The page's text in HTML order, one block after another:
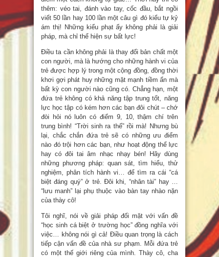
thêm: véo tai, đánh vào tay, cốc đầu, bắt ngồi
viết 50 lần hay 100 lần một câu gì đó kiểu tự kỷ
ám thị! Những kiểu phạt ấy không phải là giải
pháp, mà chỉ thể hiện sự bất lực!
Điều ta cần không phải là thay đổi bản chất một
con người, mà là hướng cho những hành vi của
trẻ được hợp lý trong một cộng đồng, đồng thời
khơi gợi phát huy những mặt mạnh tiềm ẩn mà
bất kỳ con người nào cũng có. Chẳng hạn, một
đứa trẻ không có khả năng tập trung tốt, năng
lực học tập có kém hơn các bạn đôi chút – chớ
đòi hỏi nó luôn có điểm 9, 10, thậm chí trên
trung bình! “Trời sinh ra thế” rồi mà! Nhưng bù
lại, chắc chắn đứa trẻ sẽ có những ưu điểm
nào đó trội hơn các bạn, như hoạt động thể lực
hay có đôi tai âm nhạc nhạy bén! Hãy dùng
những phương pháp: quan sát, tìm hiểu, thử
nghiệm, phân tích hành vi… để tìm ra cái “cá
biệt đáng quý” ở trẻ. Đôi khi, “nhân tài” hay …
“lưu manh” lại phụ thuộc vào bàn tay nhào nặn
của thày cô!
Tôi nghĩ, nói về giải pháp đối mặt với vấn đề
“học sinh cá biệt ở trường học” đồng nghĩa với
việc… không nói gì cả! Điều quan trọng là cách
tiếp cận vấn đề của nhà sư phạm. Mỗi đứa trẻ
có một thế giới riêng của mình. Thày cô, cha